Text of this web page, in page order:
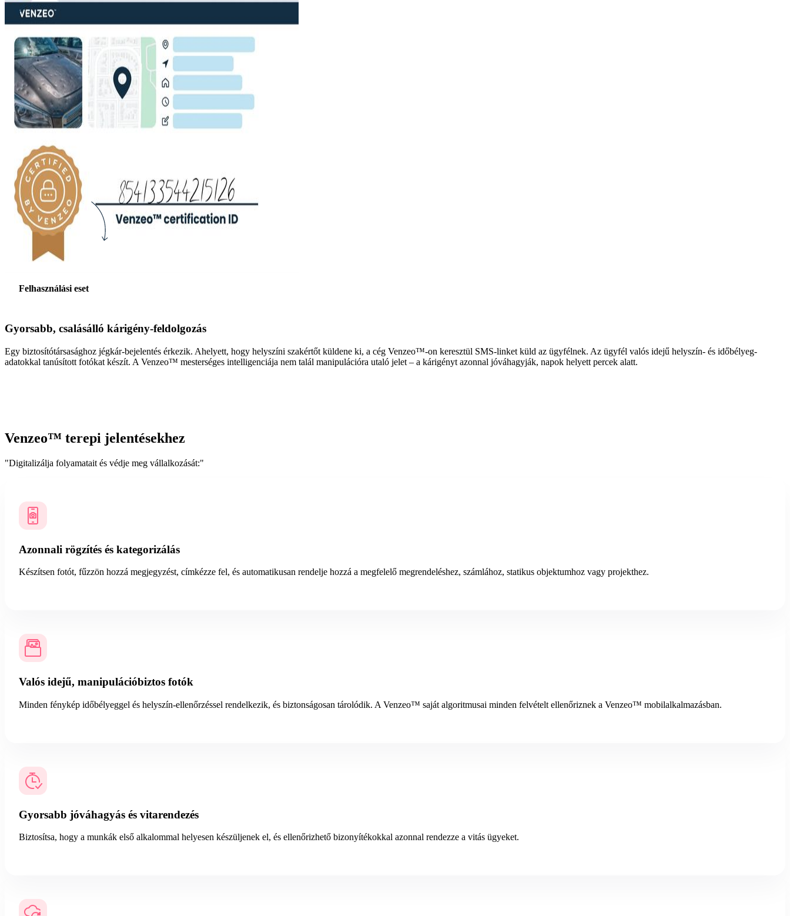
Felhasználási eset
Gyorsabb, csalásálló kárigény-feldolgozás
Egy biztosítótársasághoz jégkár-bejelentés érkezik. Ahelyett, hogy helyszíni szakértőt küldene ki, a cég Venzeo™-on keresztül SMS-linket küld az ügyfélnek. Az ügyfél valós idejű helyszín- és időbélyeg-
adatokkal tanúsított fotókat készít. A Venzeo™ mesterséges intelligenciája nem talál manipulációra utaló jelet – a kárigényt azonnal jóváhagyják, napok helyett percek alatt.
Venzeo™ terepi jelentésekhez
"Digitalizálja folyamatait és védje meg vállalkozását:"
Azonnali rögzítés és kategorizálás
Készítsen fotót, fűzzön hozzá megjegyzést, címkézze fel, és automatikusan rendelje hozzá a megfelelő megrendeléshez, számlához, statikus objektumhoz vagy projekthez.
Valós idejű, manipulációbiztos fotók
Minden fénykép időbélyeggel és helyszín-ellenőrzéssel rendelkezik, és biztonságosan tárolódik. A Venzeo™ saját algoritmusai minden felvételt ellenőriznek a Venzeo™ mobilalkalmazásban.
Gyorsabb jóváhagyás és vitarendezés
Biztosítsa, hogy a munkák első alkalommal helyesen készüljenek el, és ellenőrizhető bizonyítékokkal azonnal rendezze a vitás ügyeket.